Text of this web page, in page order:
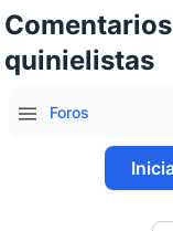
quinielistas
Foros